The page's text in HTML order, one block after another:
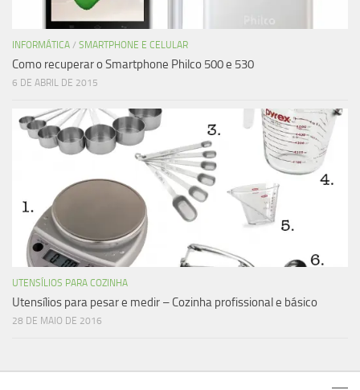
INFORMÁTICA / SMARTPHONE E CELULAR
Como recuperar o Smartphone Philco 500 e 530
6 DE ABRIL DE 2015
UTENSÍLIOS PARA COZINHA
Utensílios para pesar e medir – Cozinha profissional e básico
28 DE MAIO DE 2016